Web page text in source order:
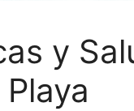
y